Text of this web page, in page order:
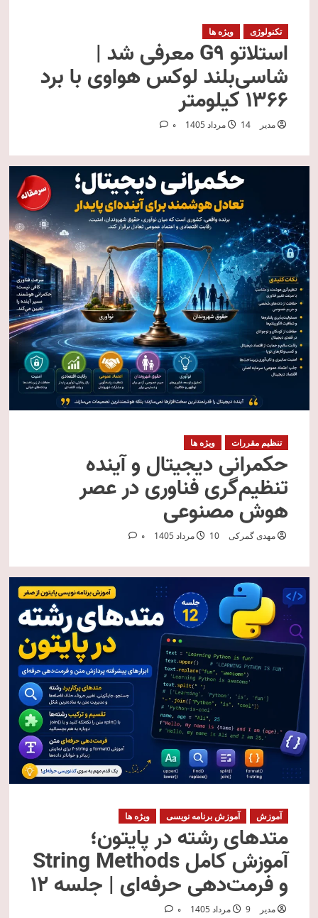
تکنولوژی ویژه ها
استلاتو G9 معرفی شد |
شاسی‌بلند لوکس هواوی با برد
۱۳۶۶ کیلومتر
مدیر 14 مرداد 1405 0
تنظیم مقررات ویژه ها
حکمرانی دیجیتال و آینده
تنظیم‌گری فناوری در عصر
هوش مصنوعی
مهدی گمرکی 10 مرداد 1405 0
آموزش آموزش برنامه نویسی ویژه ها
متدهای رشته در پایتون؛
آموزش کامل String Methods
و فرمت‌دهی حرفه‌ای | جلسه ۱۲
مدیر 9 مرداد 1405 0